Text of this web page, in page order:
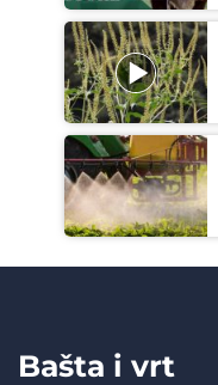
Bašta i vrt